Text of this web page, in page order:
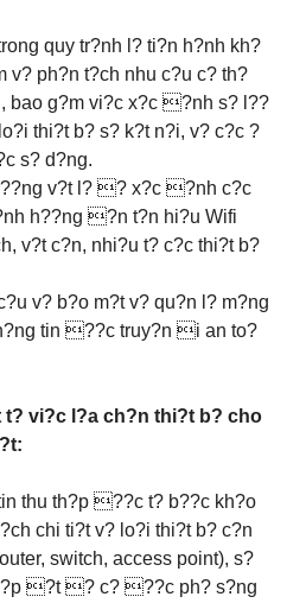
quy tr?nh l? ti?n h?nh kh?
ph?n t?ch nhu c?u c? th?
bao g?m vi?c x?c ?nh s? l??
thi?t b? s? k?t n?i, v? c?c ?
s? d?ng.
v?t l? ? x?c ?nh c?c
h??ng ?n t?n hi?u Wifi
v?t c?n, nhi?u t? c?c thi?t b?
v? b?o m?t v? qu?n l? m?ng
tin ??c truy?n i an to?
t? vi?c l?a ch?n thi?t b? cho
thu th?p ??c t? b??c kh?o
chi ti?t v? lo?i thi?t b? c?n
switch, access point), s?
l?p ?t ? c? ??c ph? s?ng